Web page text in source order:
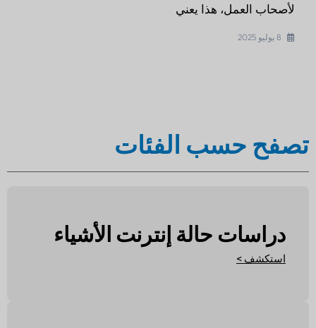
لأصحاب العمل، هذا يعني
8 يوليو 2025
تصفح حسب الفئات
دراسات حالة إنترنت الأشياء
استكشف >